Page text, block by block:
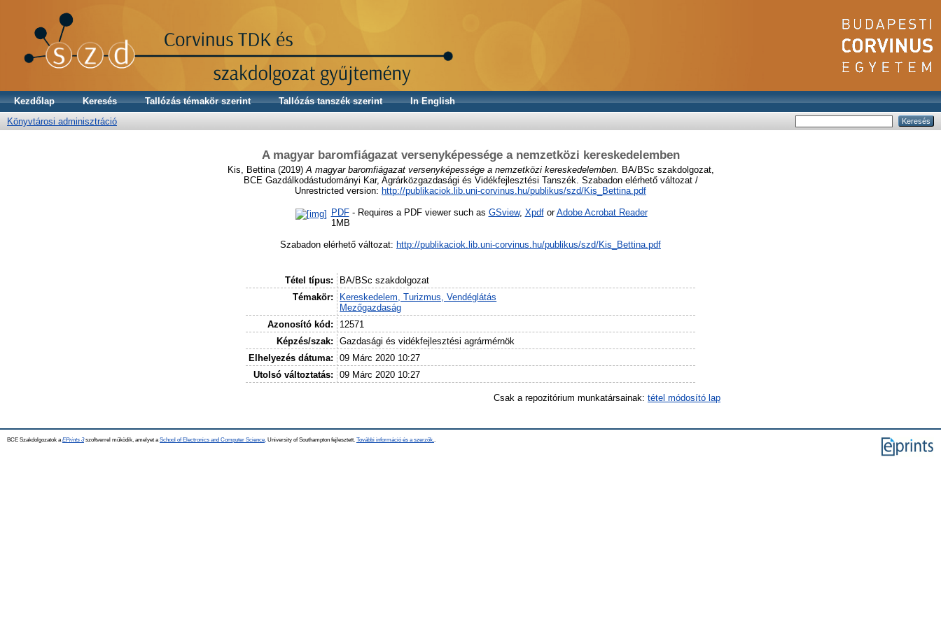
Kezdőlap Keresés Tallózás témakör szerint Tallózás tanszék szerint
In English
Könyvtárosi adminisztráció
A magyar baromfiágazat versenyképessége a nemzetközi kereskedelemben
Kis, Bettina(2019) A magyar baromfiágazat versenyképessége a nemzetközi kereskedelemben.
BA/BSc szakdolgozat,
BCE Gazdálkodástudományi Kar, Agrárközgazdasági és Vidékfejlesztési Tanszék. Szabadon elérhető változat /
Unrestricted version: http://publikaciok.lib.uni-corvinus.hu/publikus/szd/Kis_Bettina.pdf
PDF- Requires a PDF viewer such as GSview, XpdforAdobe Acrobat Reader
1MB
Szabadon elérhető változat: http://publikaciok.lib.uni-corvinus.hu/publikus/szd/Kis_Bettina.pdf
Tétel típus:
BA/BSc szakdolgozat
Témakör:
Kereskedelem, Turizmus, Vendéglátás
Mezőgazdaság
Azonosító kód:
12571
Képzés/szak:
Gazdasági és vidékfejlesztési agrármérnök
Elhelyezés dátuma:
09 Márc 2020 10:27
Utolsó változtatás:
09 Márc 2020 10:27
Csak a repozitórium munkatársainak: tétel módosító lap
BCE Szakdolgozatok a EPrints 3szoftverrel működik, amelyet a School of Electronics and Computer Science, University of Southampton fejlesztett. További információ és a szerzők.